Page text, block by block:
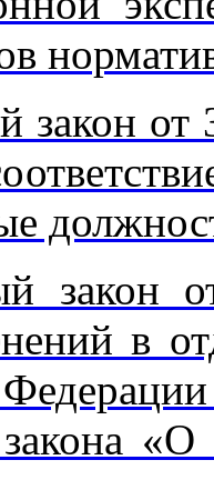
закон
в
«О